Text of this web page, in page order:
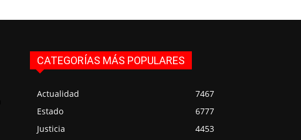
CATEGORÍAS MÁS POPULARES
Actualidad
7467
Estado
6777
Justicia
4453